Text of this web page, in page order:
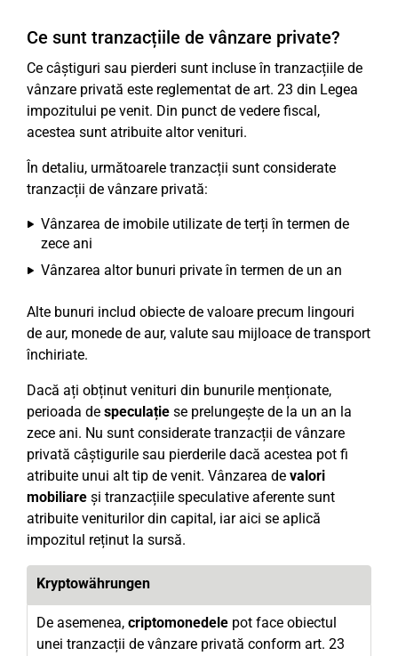
Ce sunt tranzacțiile de vânzare private?
Ce câștiguri sau pierderi sunt incluse în tranzacțiile de
vânzare privată este reglementat de art. 23 din Legea
impozitului pe venit. Din punct de vedere fiscal,
acestea sunt atribuite altor venituri.
În detaliu, următoarele tranzacții sunt considerate
tranzacții de vânzare privată:
Vânzarea de imobile utilizate de terți în termen de
zece ani
Vânzarea altor bunuri private în termen de un an
Alte bunuri includ obiecte de valoare precum lingouri
de aur, monede de aur, valute sau mijloace de transport
închiriate.
Dacă ați obținut venituri din bunurile menționate,
perioada de speculație se prelungește de la un an la
zece ani. Nu sunt considerate tranzacții de vânzare
privată câștigurile sau pierderile dacă acestea pot fi
atribuite unui alt tip de venit. Vânzarea de valori
mobiliare și tranzacțiile speculative aferente sunt
atribuite veniturilor din capital, iar aici se aplică
impozitul reținut la sursă.
Kryptowährungen
De asemenea, criptomonedele pot face obiectul
unei tranzacții de vânzare privată conform art. 23